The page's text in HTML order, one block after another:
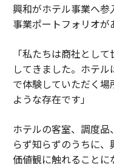
興和がホテル事業へ
事業ポートフォリオが
「私たちは商社とし
してきました。ホテ
で体験していただく
ような存在です」
ホテルの客室、調度
らず知らずのうちに
価値観に触れることに